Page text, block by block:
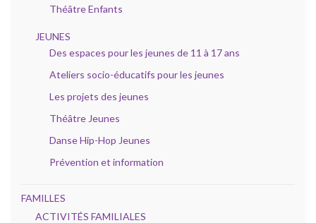
Théâtre Enfants
JEUNES
Des espaces pour les jeunes de 11 à 17 ans
Ateliers socio-éducatifs pour les jeunes
Les projets des jeunes
Théâtre Jeunes
Danse Hip-Hop Jeunes
Prévention et information
FAMILLES
ACTIVITÉS FAMILIALES